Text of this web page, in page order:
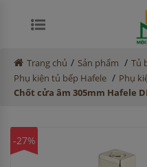
Trang chủ / Sản phẩm / Tủ
Phụ kiện tủ bếp Hafele / Phụ
Chốt cửa âm 305mm Hafele
-27%